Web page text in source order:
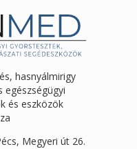
hasnyálmirigy
egészségügyi
és eszközök
Megyeri út 26.